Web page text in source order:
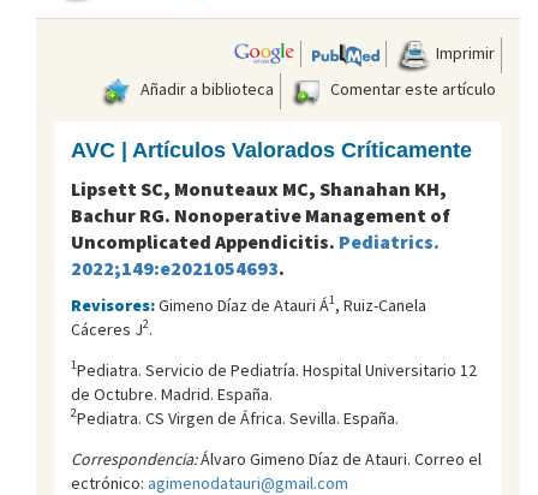
Imprimir
Añadir a biblioteca
Comentar este artículo
AVC | Artículos Valorados Críticamente
Lipsett SC, Monuteaux MC, Shanahan KH,
Bachur RG. Nonoperative Management of
Uncomplicated Appendicitis. Pediatrics.
2022;149:e2021054693.
Revisores:Gimeno Díaz de Atauri Á1, Ruiz-Canela
Cáceres J2.
1Pediatra. Servicio de Pediatría. Hospital Universitario 12
de Octubre. Madrid. España.
2Pediatra. CS Virgen de África. Sevilla. España.
Correspondencia:Álvaro Gimeno Díaz de Atauri. Correo el
ectrónico: agimenodatauri@gmail.com